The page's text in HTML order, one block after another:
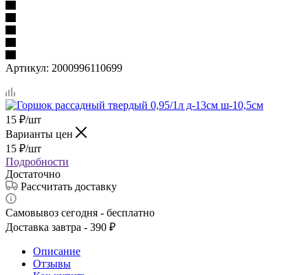
Артикул: 2000996110699
15 ₽/шт
Варианты цен
15 ₽/шт
Подробности
Достаточно
Рассчитать доставку
Самовывоз сегодня - бесплатно
Доставка завтра - 390 ₽
Описание
Отзывы